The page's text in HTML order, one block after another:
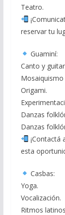
Teatro.
reservar tu
Guaminí:
Canto y
Origami.
Danzas
Danzas
¡Contactá
esta
Casbas:
Yoga.
Vocalización.
Ritmos